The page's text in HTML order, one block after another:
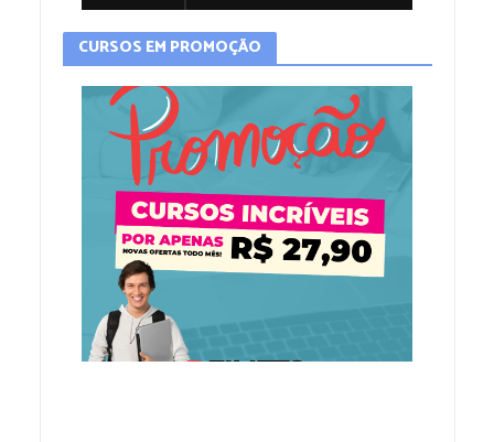
CURSOS EM PROMOÇÃO